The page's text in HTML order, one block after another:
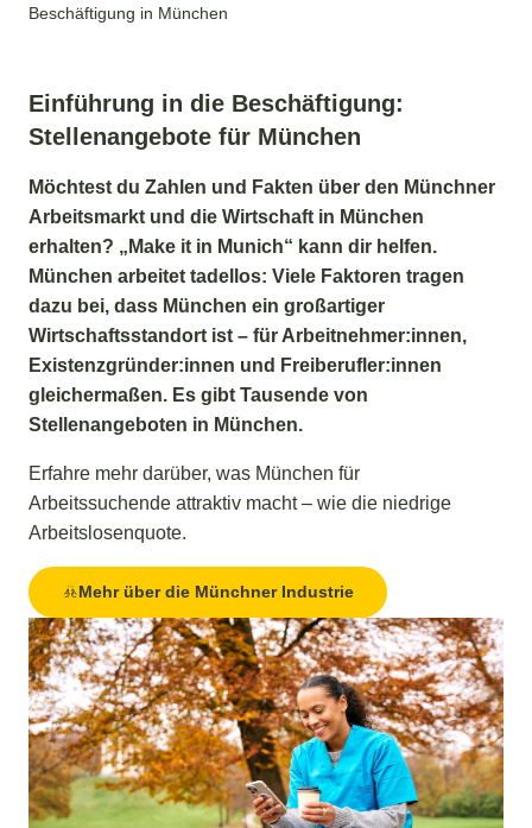
Beschäftigung in München
Einführung in die Beschäftigung:
Stellenangebote für München
Möchtest du Zahlen und Fakten über den Münchner
Arbeitsmarkt und die Wirtschaft in München
erhalten? „Make it in Munich“ kann dir helfen.
München arbeitet tadellos: Viele Faktoren tragen
dazu bei, dass München ein großartiger
Wirtschaftsstandort ist – für Arbeitnehmer:innen,
Existenzgründer:innen und Freiberufler:innen
gleichermaßen. Es gibt Tausende von
Stellenangeboten in München.
Erfahre mehr darüber, was München für
Arbeitssuchende attraktiv macht – wie die niedrige
Arbeitslosenquote.
Mehr über die Münchner Industrie